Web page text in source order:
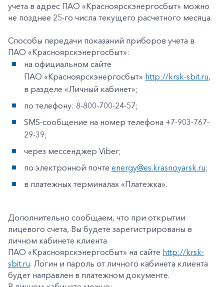
учета в адрес ПАО «Красноярскэнергосбыт» можно
не позднее 25-го числа текущего расчетного месяца.
Способы передачи показаний приборов учета в
ПАО «Красноярскэнергосбыт»:
на официальном сайте
ПАО «Красноярскэнергосбыт» http://krsk-sbit.ru,
в разделе «Личный кабинет»;
по телефону: 8-800-700-24-57;
SMS-сообщение на номер телефона +7-903-767-
29-39;
через мессенджер Viber;
по электронной почте energy@es.krasnoyarsk.ru;
в платежных терминалах «Платежка».
Дополнительно сообщаем, что при открытии
лицевого счета, Вы будете зарегистрированы в
личном кабинете клиента
ПАО «Красноярскэнергосбыт» на сайте http://krsk-
sbit.ru. Логин и пароль от личного кабинета клиента
будет направлен в платежном документе.